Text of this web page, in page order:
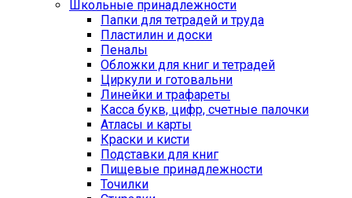
Школьные принадлежности
Папки для тетрадей и труда
Пластилин и доски
Пеналы
Обложки для книг и тетрадей
Циркули и готовальни
Линейки и трафареты
Касса букв, цифр, счетные палочки
Атласы и карты
Краски и кисти
Подставки для книг
Пищевые принадлежности
Точилки